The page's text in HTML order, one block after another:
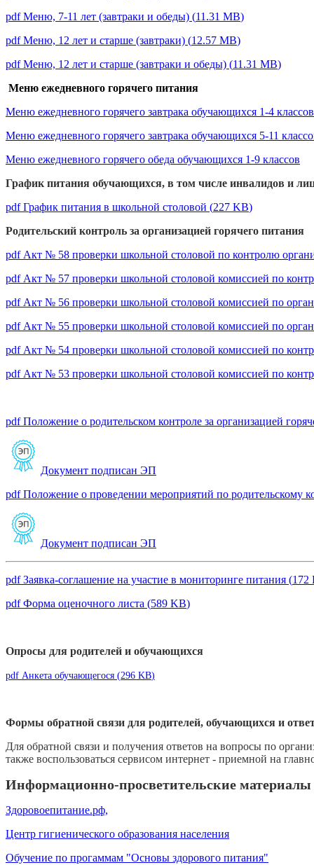
pdfМеню, 7-11 лет (завтраки и обеды) (11.31 MB)
pdfМеню, 12 лет и старше (завтраки) (12.57 MB)
pdfМеню, 12 лет и старше (завтраки и обеды) (11.31 MB)
Меню ежедневного горячего питания
Меню ежедневного горячего завтрака обучающихся 1-4 классов
Меню ежедневного горячего завтрака обучающихся 5-11
Меню ежедневного горячего обеда обучающихся 1-9 классов
График питания обучающихся, в том числе инвалидов и
pdfГрафик питания в школьной столовой (227 KB)
Родительский контроль за организацией горячего питания
pdfАкт № 58 проверки школьной столовой по контролю
pdfАкт № 57 проверки школьной столовой комиссией по
pdfАкт № 56 проверки школьной столовой комиссией по
pdfАкт № 55 проверки школьной столовой комиссией по
pdfАкт № 54 проверки школьной столовой комиссией по
pdfАкт № 53 проверки школьной столовой комиссией по
pdfПоложение о родительском контроле за организацией
Документ подписан ЭП
pdfПоложение о проведении мероприятий по
Документ подписан ЭП
pdfЗаявка-соглашение на участие в мониторинге питания (172
pdfФорма оценочного листа (589 KB)
Опросы для родителей и обучающихся
pdf Анкета обучающегося (296 KB)
Формы обратной связи для родителей, обучающихся и
Для обратной связи и получения ответов на вопросы по
также воспользоваться сервисом интернет - приемной на
Информационно-просветительские материалы
Здоровоепитание.рф,
Центр гигиенического образования населения
Обучение по прогаммам "Основы здорового питания"